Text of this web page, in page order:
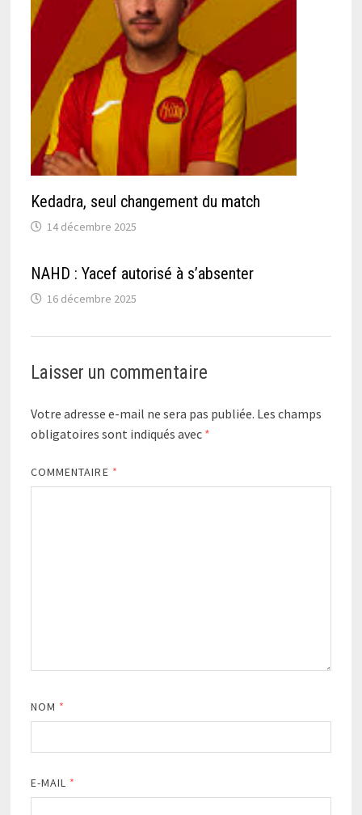
Kedadra, seul changement du match
14 décembre 2025
NAHD : Yacef autorisé à s’absenter
16 décembre 2025
Laisser un commentaire
Votre adresse e-mail ne sera pas publiée. Les champs
obligatoires sont indiqués avec *
COMMENTAIRE *
NOM *
E-MAIL *